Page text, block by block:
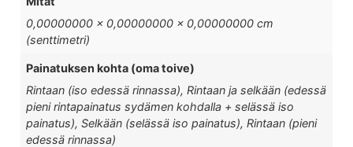
0,00000000 × 0,00000000 × 0,00000000 cm
(senttimetri)
Painatuksen kohta (oma toive)
Rintaan (iso edessä rinnassa), Rintaan ja selkään (edessä
pieni rintapainatus sydämen kohdalla + selässä iso
painatus), Selkään (selässä iso painatus), Rintaan (pieni
edessä rinnassa)